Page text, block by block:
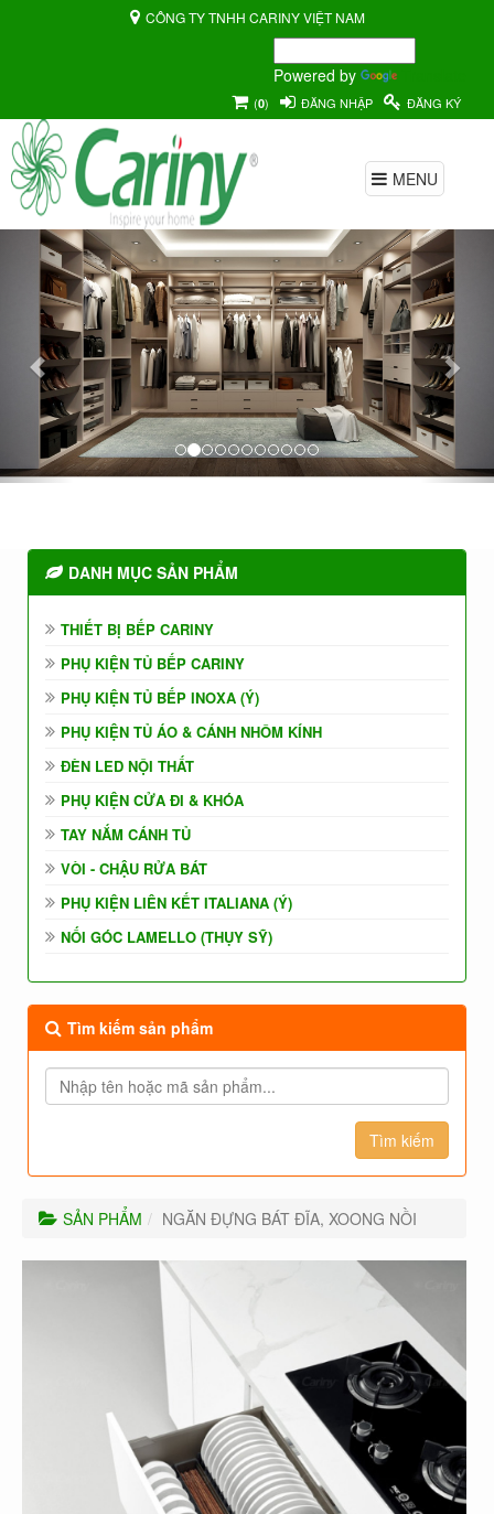
CÔNG TY TNHH CARINY VIỆT NAM
Powered by
(0) ĐĂNG NHẬP ĐĂNG KÝ
MENU
Previous
DANH MỤC SẢN PHẨM
THIẾT BỊ BẾP CARINY
PHỤ KIỆN TỦ BẾP CARINY
PHỤ KIỆN TỦ BẾP INOXA (Ý)
PHỤ KIỆN TỦ ÁO & CÁNH NHÔM KÍNH
ĐÈN LED NỘI THẤT
PHỤ KIỆN CỬA ĐI & KHÓA
TAY NẮM CÁNH TỦ
VÒI - CHẬU RỬA BÁT
PHỤ KIỆN LIÊN KẾT ITALIANA (Ý)
NỐI GÓC LAMELLO (THỤY SỸ)
Tìm kiếm sản phẩm
SẢN PHẨM NGĂN ĐỰNG BÁT ĐĨA, XOONG NỒI